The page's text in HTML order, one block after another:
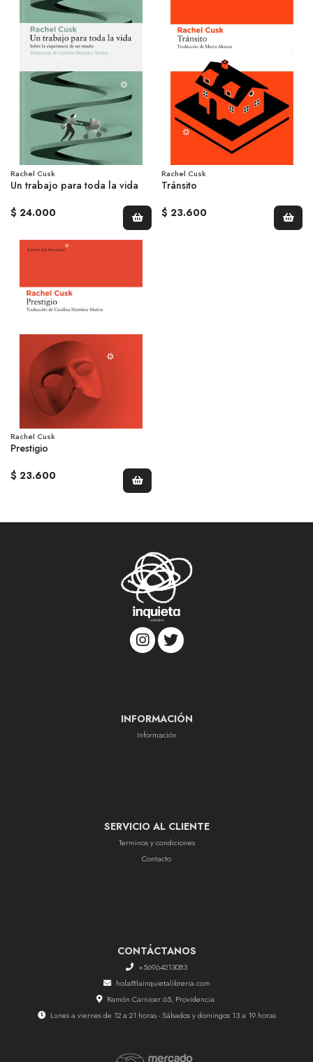
Rachel Cusk
Un trabajo para toda la vida
$ 24.000
Rachel Cusk
Tránsito
$ 23.600
Rachel Cusk
Prestigio
$ 23.600
INFORMACIÓN
Información
SERVICIO AL CLIENTE
Terminos y condiciones
Contacto
CONTÁCTANOS
+56964213083
hola@lainquietalibreria.com
Ramón Carnicer 65, Providencia.
Lunes a viernes de 12 a 21 horas - Sábados y domingos 13 a 19 horas